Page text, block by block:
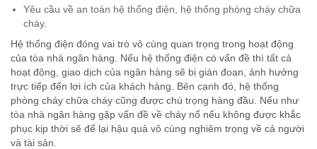
Yêu cầu về an toàn hệ thống điện, hệ thống phòng cháy chữa
cháy.
Hệ thống điện đóng vai trò vô cùng quan trọng trong hoạt động
của tòa nhà ngân hàng. Nếu hệ thống điện có vấn đề thì tất cả
hoạt động, giao dịch của ngân hàng sẽ bị gián đoạn, ảnh hưởng
trực tiếp đến lợi ích của khách hàng. Bên cạnh đó, hệ thống
phòng cháy chữa cháy cũng được chú trọng hàng đầu. Nếu như
tòa nhà ngân hàng gặp vấn đề về cháy nổ nếu không được khắc
phục kịp thời sẽ để lại hậu quả vô cùng nghiêm trọng về cả người
và tài sản.